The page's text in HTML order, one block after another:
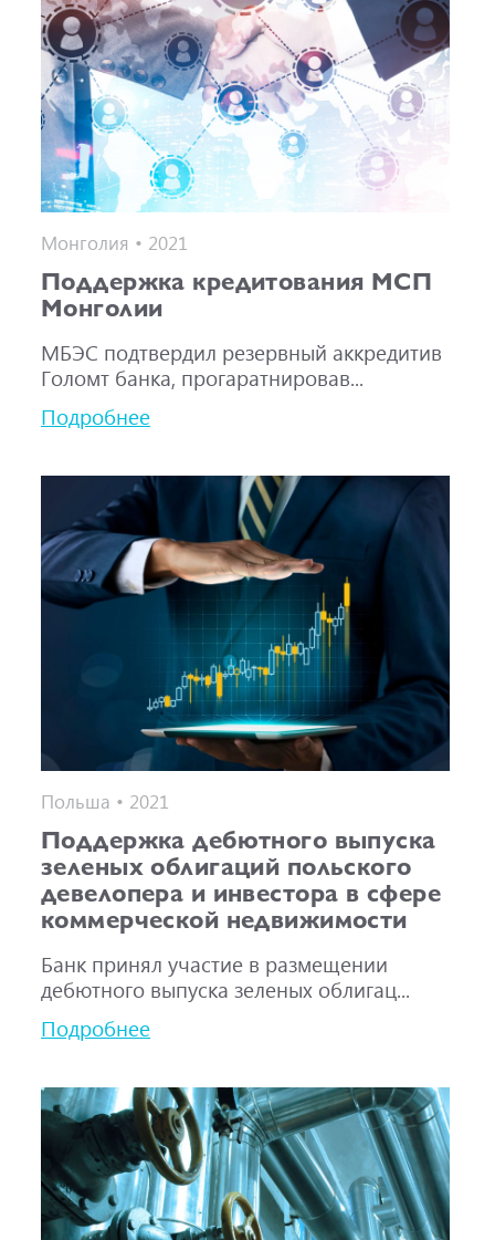
Монголия • 2021
Поддержка кредитования МСП
Монголии
МБЭС подтвердил резервный аккредитив
Голомт банка, прогаратнировав...
Подробнее
Польша • 2021
Поддержка дебютного выпуска
зеленых облигаций польского
девелопера и инвестора в сфере
коммерческой недвижимости
Банк принял участие в размещении
дебютного выпуска зеленых облигац...
Подробнее